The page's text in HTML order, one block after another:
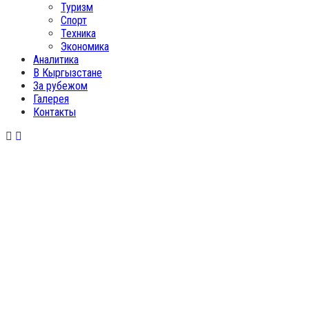
Туризм
Спорт
Техника
Экономика
Аналитика
В Кыргызстане
За рубежом
Галерея
Контакты